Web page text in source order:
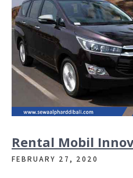
Rental Mobil
FEBRUARY 27, 2020